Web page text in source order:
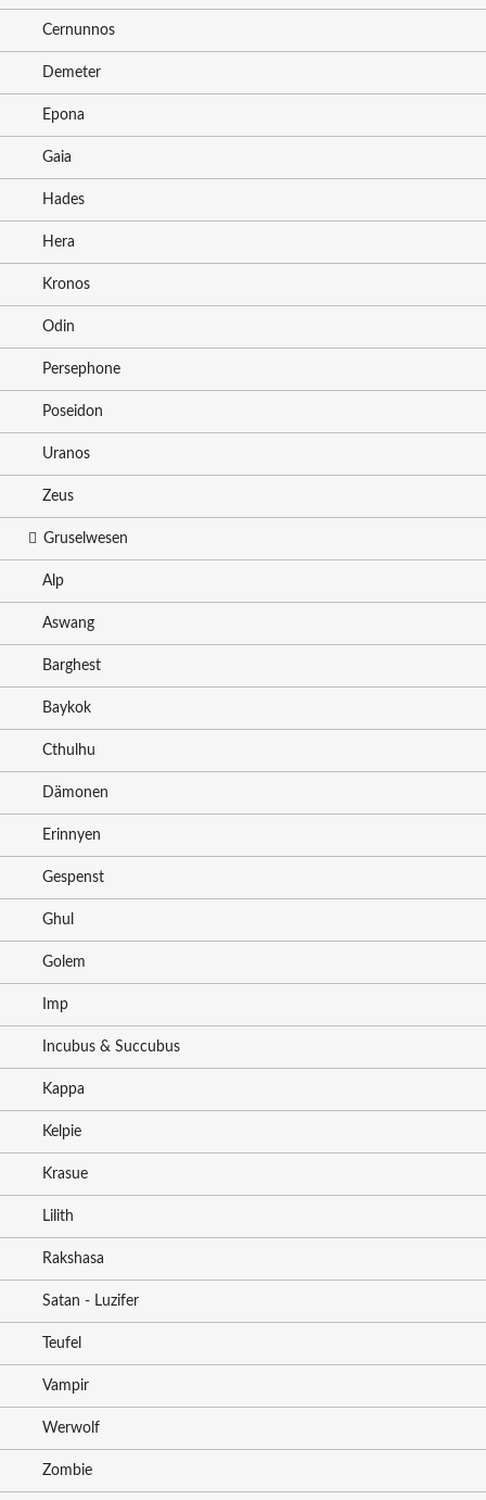
Cernunnos
Demeter
Epona
Gaia
Hades
Hera
Kronos
Odin
Persephone
Poseidon
Uranos
Zeus
Gruselwesen
Alp
Aswang
Barghest
Baykok
Cthulhu
Dämonen
Erinnyen
Gespenst
Ghul
Golem
Imp
Incubus & Succubus
Kappa
Kelpie
Krasue
Lilith
Rakshasa
Satan - Luzifer
Teufel
Vampir
Werwolf
Zombie